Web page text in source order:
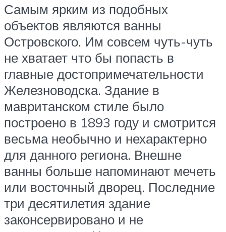
Самым ярким из подобных
объектов являются ванны
Островского. Им совсем чуть-чуть
не хватает что бы попасть в
главные достопримечательности
Железноводска. Здание в
мавританском стиле было
построено в 1893 году и смотрится
весьма необычно и нехарактерно
для данного региона. Внешне
ванны больше напоминают мечеть
или восточный дворец. Последние
три десятилетия здание
законсервировано и не